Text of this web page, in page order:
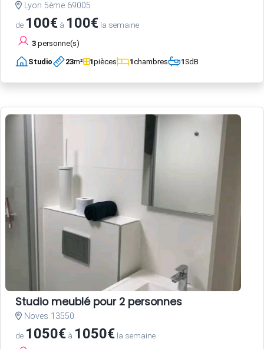
Lyon 5ème 69005
de 100€ à 100€ la semaine
3 personne(s)
Studio 23m² 1pièces 1chambres 1SdB
Studio meublé pour 2 personnes
Noves 13550
de 1050€ à 1050€ la semaine